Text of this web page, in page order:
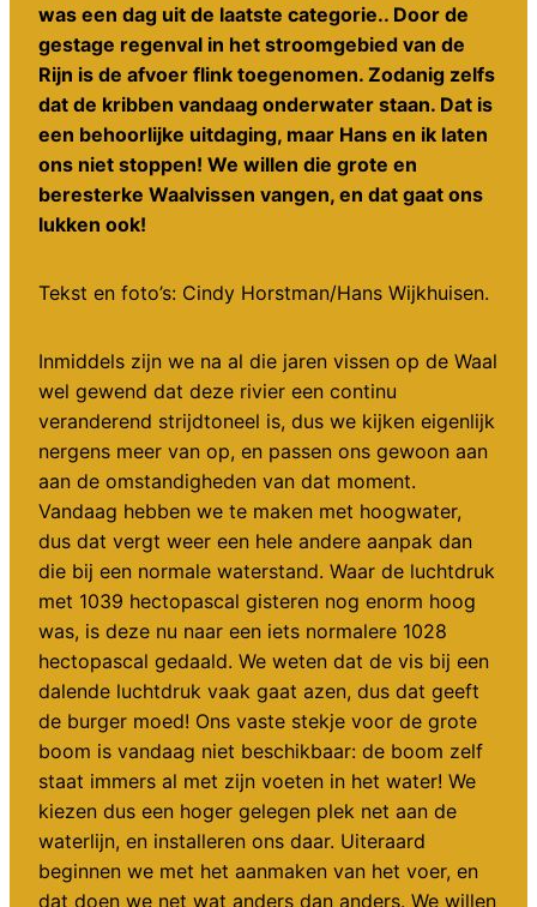
was een dag uit de laatste categorie.. Door de
gestage regenval in het stroomgebied van de
Rijn is de afvoer flink toegenomen. Zodanig zelfs
dat de kribben vandaag onderwater staan. Dat is
een behoorlijke uitdaging, maar Hans en ik laten
ons niet stoppen! We willen die grote en
beresterke Waalvissen vangen, en dat gaat ons
lukken ook!
Tekst en foto’s: Cindy Horstman/Hans Wijkhuisen.
Inmiddels zijn we na al die jaren vissen op de Waal
wel gewend dat deze rivier een continu
veranderend strijdtoneel is, dus we kijken eigenlijk
nergens meer van op, en passen ons gewoon aan
aan de omstandigheden van dat moment.
Vandaag hebben we te maken met hoogwater,
dus dat vergt weer een hele andere aanpak dan
die bij een normale waterstand. Waar de luchtdruk
met 1039 hectopascal gisteren nog enorm hoog
was, is deze nu naar een iets normalere 1028
hectopascal gedaald. We weten dat de vis bij een
dalende luchtdruk vaak gaat azen, dus dat geeft
de burger moed! Ons vaste stekje voor de grote
boom is vandaag niet beschikbaar: de boom zelf
staat immers al met zijn voeten in het water! We
kiezen dus een hoger gelegen plek net aan de
waterlijn, en installeren ons daar. Uiteraard
beginnen we met het aanmaken van het voer, en
dat doen we net wat anders dan anders. We willen